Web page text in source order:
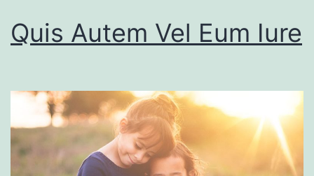
Quis Autem Vel Eum Iure